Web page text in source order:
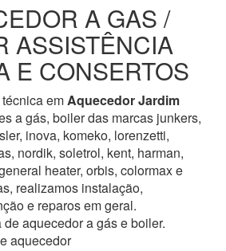
A GAS /
ASSISTÊNCIA
E CONSERTOS
emAquecedorJardim
a gás, boiler das marcas junkers,
inova, komeko, lorenzetti,
nordik, soletrol, kent, harman,
heater, orbis, colormax e
realizamos instalação,
e reparos em geral.
aquecedor a gás e boiler.
aquecedor